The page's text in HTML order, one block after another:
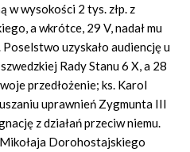
w wysokości 2 tys. złp. z
a wkrótce, 29 V, nadał mu
uzyskało audiencję u
Rady Stanu 6 X, a 28
przedłożenie; ks. Karol
uprawnień Zygmunta III
z działań przeciw niemu.
Dorohostajskiego